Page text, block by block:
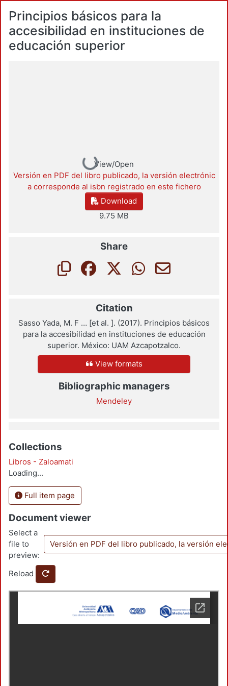
Principios básicos para la
accesibilidad en instituciones de
educación superior
Loading...
View/Open
Versión en PDF del libro publicado, la versión electrónic
a corresponde al isbn registrado en este fichero
Download
9.75 MB
Share
Citation
Sasso Yada, M. F … [et al. ]. (2017). Principios básicos
para la accesibilidad en instituciones de educación
superior. México: UAM Azcapotzalco.
View formats
Bibliographic managers
Mendeley
Collections
Libros - Zaloamati
Loading...
Full item page
Document viewer
Select a
file to
preview:
Versión en PDF del libro publicado, la versión
Reload